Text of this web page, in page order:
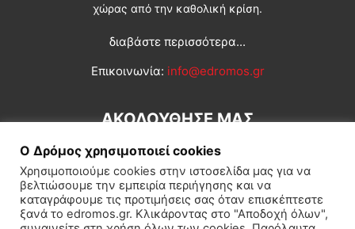
χώρας από την καθολική κρίση.
διαβάστε περισσότερα...
Επικοινωνία: info@edromos.gr
ΑΚΟΛΟΥΘΗΣΕ ΜΑΣ
Ο Δρόμος χρησιμοποιεί cookies
Χρησιμοποιούμε cookies στην ιστοσελίδα μας για να
βελτιώσουμε την εμπειρία περιήγησης και να
καταγράφουμε τις προτιμήσεις σας όταν επισκέπτεστε
ξανά το edromos.gr. Κλικάροντας στο "Αποδοχή όλων",